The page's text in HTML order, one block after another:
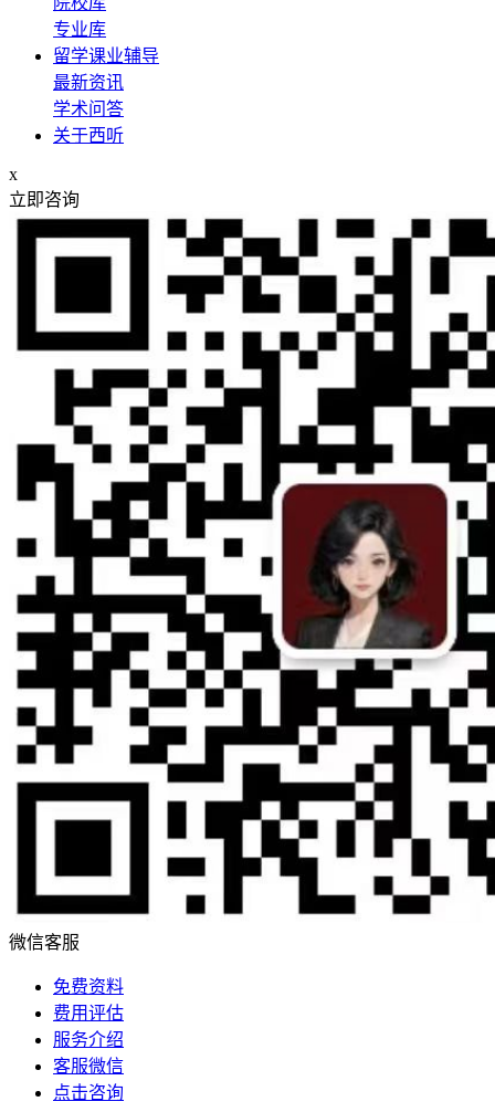
专业库
留学课业辅导
最新资讯
学术问答
关于西听
x
立即咨询
微信客服
免费资料
费用评估
服务介绍
客服微信
点击咨询